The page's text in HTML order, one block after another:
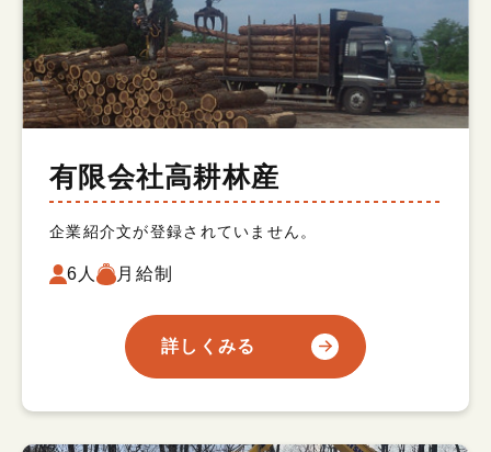
有限会社高耕林産
企業紹介文が登録されていません。
6人 月給制
詳しくみる